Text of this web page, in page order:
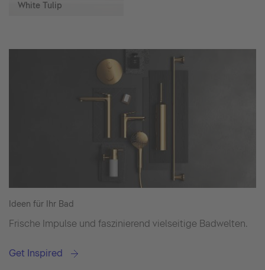
White Tulip
Ideen für Ihr Bad
Frische Impulse und faszinierend vielseitige Badwelten.
Get Inspired